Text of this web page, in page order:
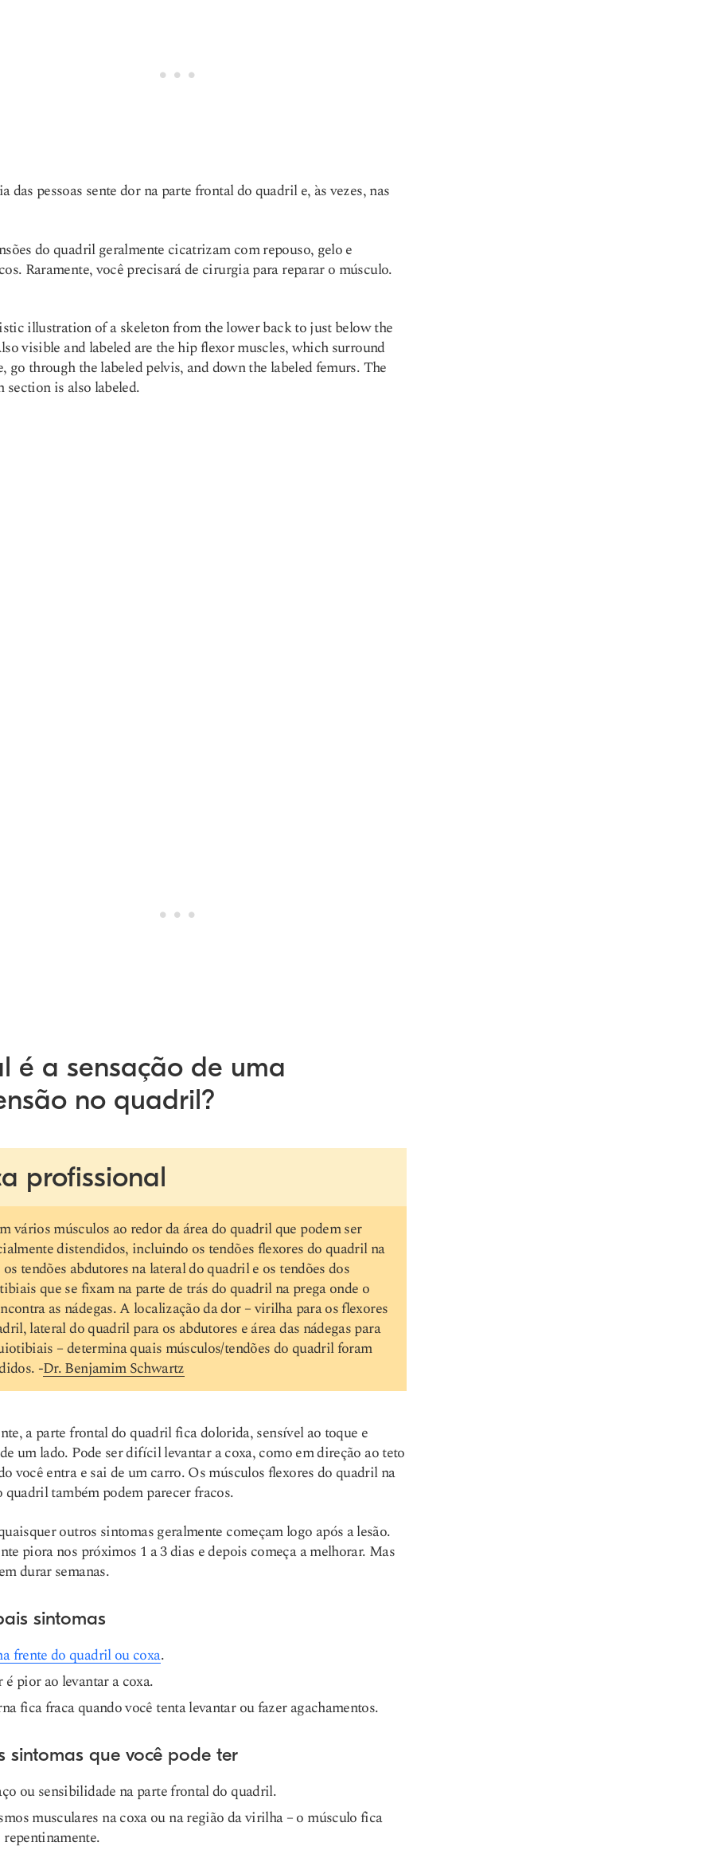
das pessoas sente dor na parte frontal do quadril e, às vezes, nas
do quadril geralmente cicatrizam com repouso, gelo e
Raramente, você precisará de cirurgia para reparar o músculo.
é a sensação de uma
no quadril?
profissional
vários músculos ao redor da área do quadril que podem ser
distendidos, incluindo os tendões flexores do quadril na
tendões abdutores na lateral do quadril e os tendões dos
que se fixam na parte de trás do quadril na prega onde o
as nádegas. A localização da dor – virilha para os flexores
lateral do quadril para os abdutores e área das nádegas para
– determina quais músculos/tendões do quadril foram
-Dr. Benjamim Schwartz
a parte frontal do quadril fica dolorida, sensível ao toque e
um lado. Pode ser difícil levantar a coxa, como em direção ao teto
você entra e sai de um carro. Os músculos flexores do quadril na
quadril também podem parecer fracos.
outros sintomas geralmente começam logo após a lesão.
piora nos próximos 1 a 3 dias e depois começa a melhorar. Mas
durar semanas.
sintomas
frente do quadril ou coxa.
pior ao levantar a coxa.
fica fraca quando você tenta levantar ou fazer agachamentos.
sintomas que você pode ter
ou sensibilidade na parte frontal do quadril.
musculares na coxa ou na região da virilha – o músculo fica
repentinamente.